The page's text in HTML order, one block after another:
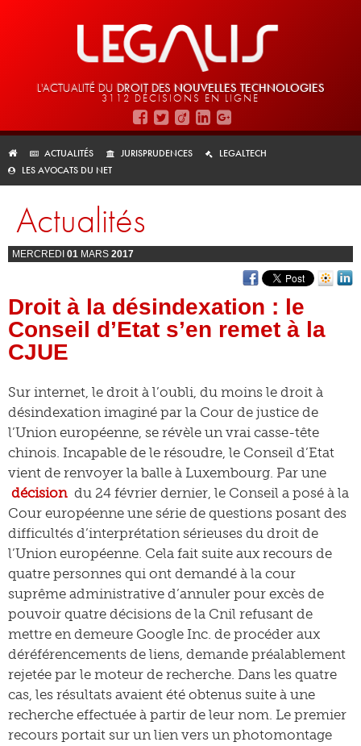
L'ACTUALITÉ DU DROIT DES NOUVELLES TECHNOLOGIES
3112 DÉCISIONS EN LIGNE
ACTUALITÉS JURISPRUDENCES
LEGALTECH
LES AVOCATS DU NET
Actualités
MERCREDI 01 MARS 2017
Droit à la désindexation : le
Conseil d’Etat s’en remet à la
CJUE
Sur internet, le droit à l’oubli, du moins le droit à
désindexation imaginé par la Cour de justice de
l’Union européenne, se révèle un vrai casse-tête
chinois. Incapable de le résoudre, le Conseil d’Etat
vient de renvoyer la balle à Luxembourg. Par une
décision du 24 février dernier, le Conseil a posé à la
Cour européenne une série de questions posant des
difficultés d’interprétation sérieuses du droit de
l’Union européenne. Cela fait suite aux recours de
quatre personnes qui ont demandé à la cour
suprême administrative d’annuler pour excès de
pouvoir quatre décisions de la Cnil refusant de
mettre en demeure Google Inc. de procéder aux
déréférencements de liens, demande préalablement
rejetée par le moteur de recherche. Dans les quatre
cas, les résultats avaient été obtenus suite à une
recherche effectuée à partir de leur nom. Le premier
recours portait sur un lien vers un photomontage